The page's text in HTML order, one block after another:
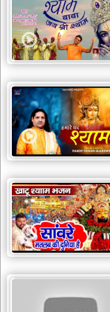
देश
भक्ति
भजन
patriotic
खाटू
श्याम
भजन
khatu
shaym
bhajans
रानी
सती
दादी
भजन
rani
sati
dadi